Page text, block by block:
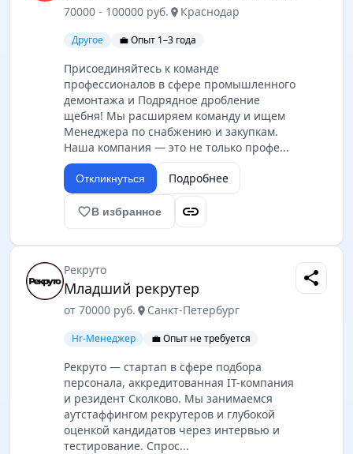
70000 - 100000 руб. location_on Краснодар
Другое 💼 Опыт 1–3 года
Присоединяйтесь к команде
профессионалов в сфере промышленного
демонтажа и Подрядное дробление
щебня! Мы расширяем команду и ищем
Менеджера по снабжению и закупкам.
Наша компания — это не только профе...
Откликнуться Подробнее
favorite_borderВ избранное link
Рекруто
Младший рекрутер
от 70000 руб. location_on Санкт-Петербург
Hr-Менеджер 💼 Опыт не требуется
Рекруто — стартап в сфере подбора
персонала, аккредитованная IT-компания
и резидент Сколково. Мы занимаемся
аутстаффингом рекрутеров и глубокой
оценкой кандидатов через интервью и
тестирование. Спрос...
share